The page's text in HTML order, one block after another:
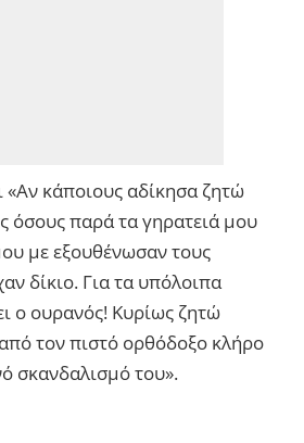
«Αν κάποιους αδίκησα ζητώ
όσους παρά τα γηρατειά μου
με εξουθένωσαν τους
δίκιο. Για τα υπόλοιπα
ο ουρανός! Κυρίως ζητώ
τον πιστό ορθόδοξο κλήρο
σκανδαλισμό του».